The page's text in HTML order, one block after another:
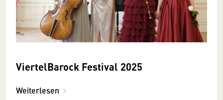
ViertelBarock Festival 2025
Weiterlesen